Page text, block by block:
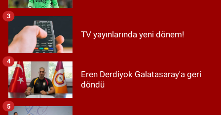
TV yayınlarında yeni dönem!
3
Eren Derdiyok Galatasaray'a geri
döndü
4
5